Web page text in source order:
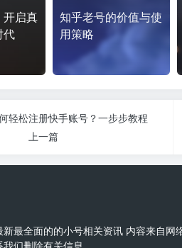
开启真
代
知乎老号的价值与使
用策略
轻松注册快手账号？一步步教程
上一篇
最全面的的小号相关资讯 内容来自网
们删除有关信息。